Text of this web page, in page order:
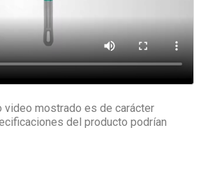
video mostrado es de carácter
del producto podrían